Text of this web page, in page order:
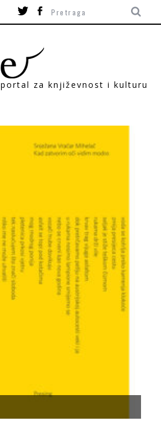
portal za književnost i kulturu